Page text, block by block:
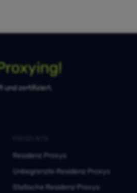
und zertifiziert.
Residenz Proxys
Unbegrenzte Residenz Proxys
Statische Residenz Proxys